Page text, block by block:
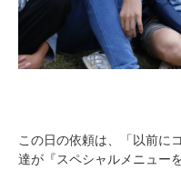
この日の依頼は、「以前に
達が『スペシャルメニュー